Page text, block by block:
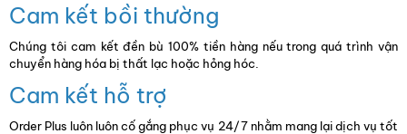
Cam kết bồi thường
Chúng tôi cam kết đền bù 100% tiền hàng nếu trong quá trình vận
chuyển hàng hóa bị thất lạc hoặc hỏng hóc.
Cam kết hỗ trợ
Order Plus luôn luôn cố gắng phục vụ 24/7 nhằm mang lại dịch vụ tốt